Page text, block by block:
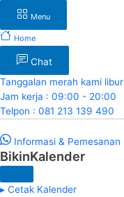
Menu
Home
Chat
Tanggalan merah kami libur
Jam kerja : 09:00 - 20:00
Telpon : 081 213 139 490
Informasi & Pemesanan
BikinKalender
▸ Cetak Kalender